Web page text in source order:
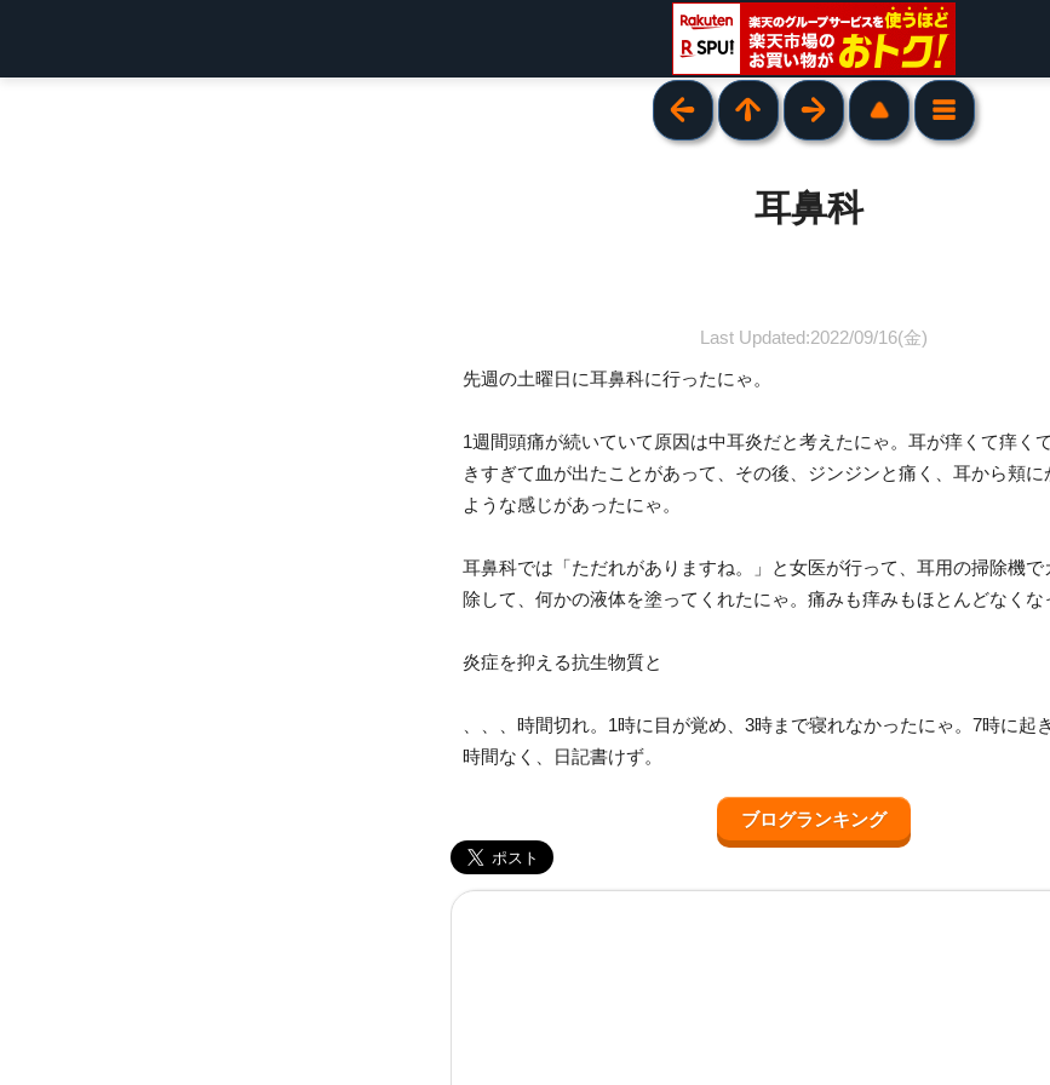
耳鼻科
Last Updated:2022/09/16(金)
先週の土曜日に耳鼻科に行ったにゃ。
1週間頭痛が続いていて原因は中耳炎だと考えたにゃ。耳が痒くて痒く
きすぎて血が出たことがあって、その後、ジンジンと痛く、耳から頬に
ような感じがあったにゃ。
耳鼻科では「ただれがありますね。」と女医が行って、耳用の掃除機で
除して、何かの液体を塗ってくれたにゃ。痛みも痒みもほとんどなくな
炎症を抑える抗生物質と
、、、時間切れ。1時に目が覚め、3時まで寝れなかったにゃ。7時に起
時間なく、日記書けず。
ブログランキング